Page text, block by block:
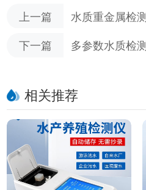
上一篇
水质重金属检
元素，满足多样化的检测需
下一篇
多参数水质检
相关推荐